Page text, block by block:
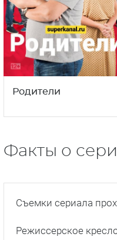
Родители
Факты о
Съемки сериала
Режиссерское